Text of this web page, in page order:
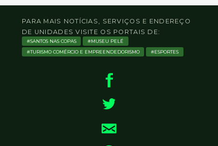
PARA MAIS NOTÍCIAS, SERVIÇOS E ENDEREÇO
DE UNIDADES VISITE OS PORTAIS DE:
SANTOS NAS COPAS
MUSEU PELÉ
TURISMO COMÉRCIO E EMPREENDEDORISMO
ESPORTES